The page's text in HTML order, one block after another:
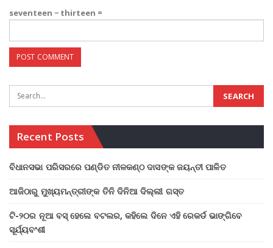
seventeen − thirteen =
Recent Posts
ବିଧାନସଭା ପରିସରରେ ପଣ୍ଡିତ ନୀଳକଣ୍ଠ ଦାସଙ୍କ ଜୟନ୍ତୀ ପାଳିତ
ଆଜିଠାରୁ ମୁଖ୍ୟମନ୍ତ୍ରୀଙ୍କ ତିନି ଦିନିଆ ଦିଲ୍ଲୀ ଗସ୍ତ
ଟି-୨୦ର ନୂଆ ବସ୍ ହେଲେ ବଟଲର, କହିଲେ ଦିନେ ଏହି ରେକର୍ଡ ଭାଙ୍ଗିବେ
ସୂର୍ଯ୍ୟବଂଶୀ